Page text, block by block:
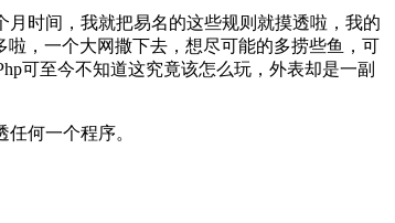
月时间，我就把易名的这些规则就摸透啦，我的
啦，一个大网撒下去，想尽可能的多捞些鱼，可
可至今不知道这究竟该怎么玩，外表却是一副
何一个程序。